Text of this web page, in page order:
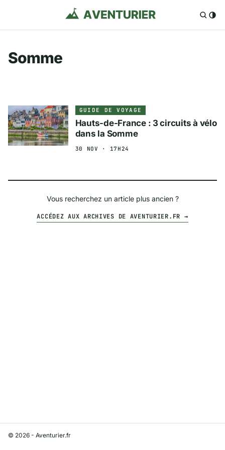
Somme
GUIDE DE VOYAGE
Hauts-de-France : 3 circuits à vélo
dans la Somme
30 NOV · 17H24
Vous recherchez un article plus ancien ?
ACCÉDEZ AUX ARCHIVES DE AVENTURIER.FR →
© 2026 - Aventurier.fr